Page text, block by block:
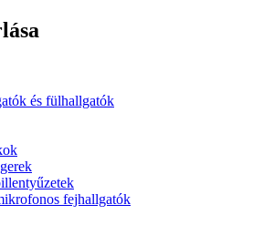
és fülhallgatók
fejhallgatók